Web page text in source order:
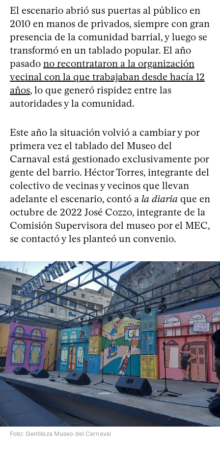
El escenario abrió sus puertas al público en
2010 en manos de privados, siempre con gran
presencia de la comunidad barrial, y luego se
transformó en un tablado popular. El año
pasado no recontrataron a la organización
vecinal con la que trabajaban desde hacía 12
años, lo que generó rispidez entre las
autoridades y la comunidad.
Este año la situación volvió a cambiar y por
primera vez el tablado del Museo del
Carnaval está gestionado exclusivamente por
gente del barrio. Héctor Torres, integrante del
colectivo de vecinas y vecinos que llevan
adelante el escenario, contó a la diaria que en
octubre de 2022 José Cozzo, integrante de la
Comisión Supervisora del museo por el MEC,
se contactó y les planteó un convenio.
Foto: Gentileza Museo del Carnaval